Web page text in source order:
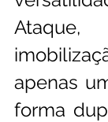
apenas
forma